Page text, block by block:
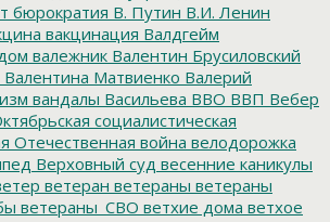
бюрократия В. Путин В.И. Ленин
вакцинация Валдгейм
валежник Валентин Брусиловский
Валентина Матвиенко Валерий
вандалы Васильева ВВО ВВП Вебер
социалистическая
Отечественная война велодорожка
Верховный суд весенние каникулы
ветеран ветераны ветераны
ветераны_СВО ветхие дома ветхое